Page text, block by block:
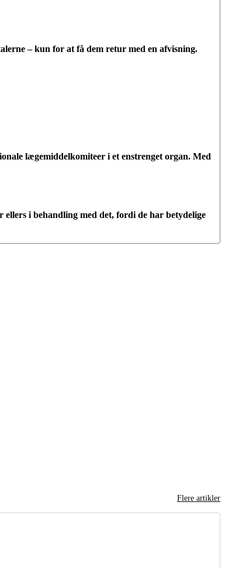
– kun for at få dem retur med en afvisning.
lægemiddelkomiteer i et enstrenget organ. Med
i behandling med det, fordi de har betydelige
Flere artikler